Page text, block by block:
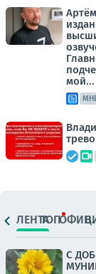
мой...
ЛЕНТАТОПОФИЦ.
С